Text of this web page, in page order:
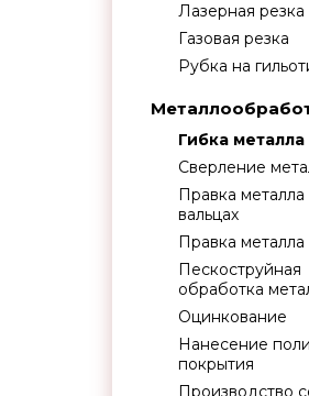
Лазерная резка
Газовая резка
Рубка на
Гибка металла
Сверление
Правка металла
вальцах
Правка
Пескоструйная
обработка
Оцинкование
Нанесение
покрытия
Производство